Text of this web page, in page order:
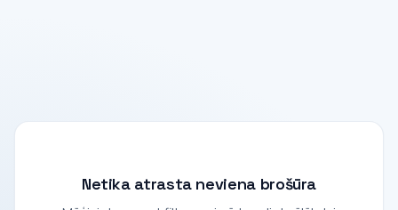
Netika atrasta neviena brošūra